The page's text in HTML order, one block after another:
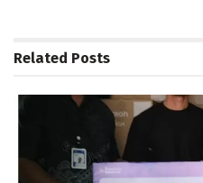
Related Posts